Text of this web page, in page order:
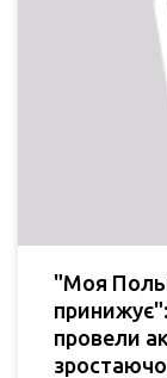
"Моя
провели